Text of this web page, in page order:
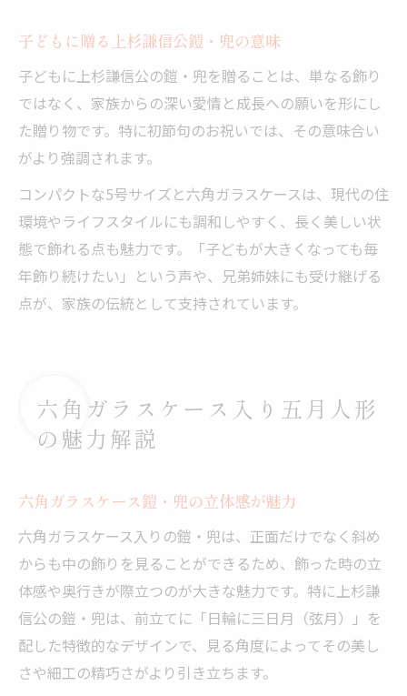
子どもに贈る上杉謙信公鎧・兜の意味
子どもに上杉謙信公の鎧・兜を贈ることは、単なる飾り
ではなく、家族からの深い愛情と成長への願いを形にし
た贈り物です。特に初節句のお祝いでは、その意味合い
がより強調されます。
コンパクトな5号サイズと六角ガラスケースは、現代の住
環境やライフスタイルにも調和しやすく、長く美しい状
態で飾れる点も魅力です。「子どもが大きくなっても毎
年飾り続けたい」という声や、兄弟姉妹にも受け継げる
点が、家族の伝統として支持されています。
六角ガラスケース入り五月人形
の魅力解説
六角ガラスケース鎧・兜の立体感が魅力
六角ガラスケース入りの鎧・兜は、正面だけでなく斜め
からも中の飾りを見ることができるため、飾った時の立
体感や奥行きが際立つのが大きな魅力です。特に上杉謙
信公の鎧・兜は、前立てに「日輪に三日月（弦月）」を
配した特徴的なデザインで、見る角度によってその美し
さや細工の精巧さがより引き立ちます。